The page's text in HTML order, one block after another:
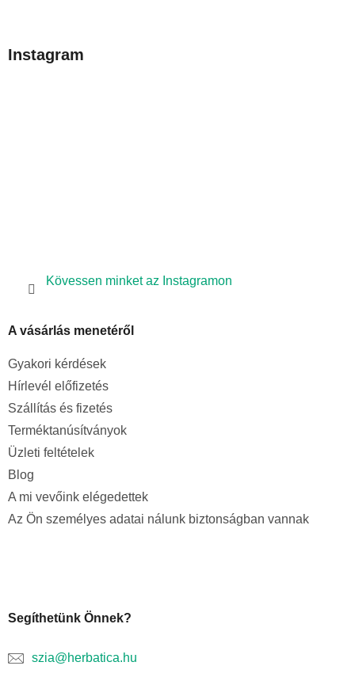
bInstagram
Kövessen minket az Instagramon
A vásárlás menetéről
Gyakori kérdések
Hírlevél előfizetés
Szállítás és fizetés
Terméktanúsítványok
Üzleti feltételek
Blog
A mi vevőink elégedettek
Az Ön személyes adatai nálunk biztonságban vannak
Segíthetünk Önnek?
szia@herbatica.hu